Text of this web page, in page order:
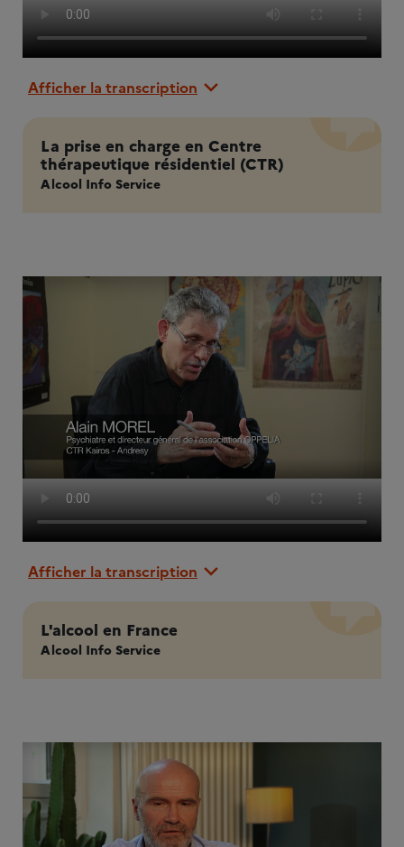
Afficher la transcription
La prise en charge en Centre
thérapeutique résidentiel (CTR)
Alcool Info Service
Afficher la transcription
L'alcool en France
Alcool Info Service